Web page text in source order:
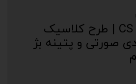
کاور کوسن CS 863 | طرح کلاسیک
صورتی و پتینه بژ